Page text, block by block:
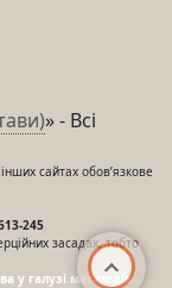
» - Всі
сайтах обов’язкове
245
засадах, тобто
у галузі мас-медіа